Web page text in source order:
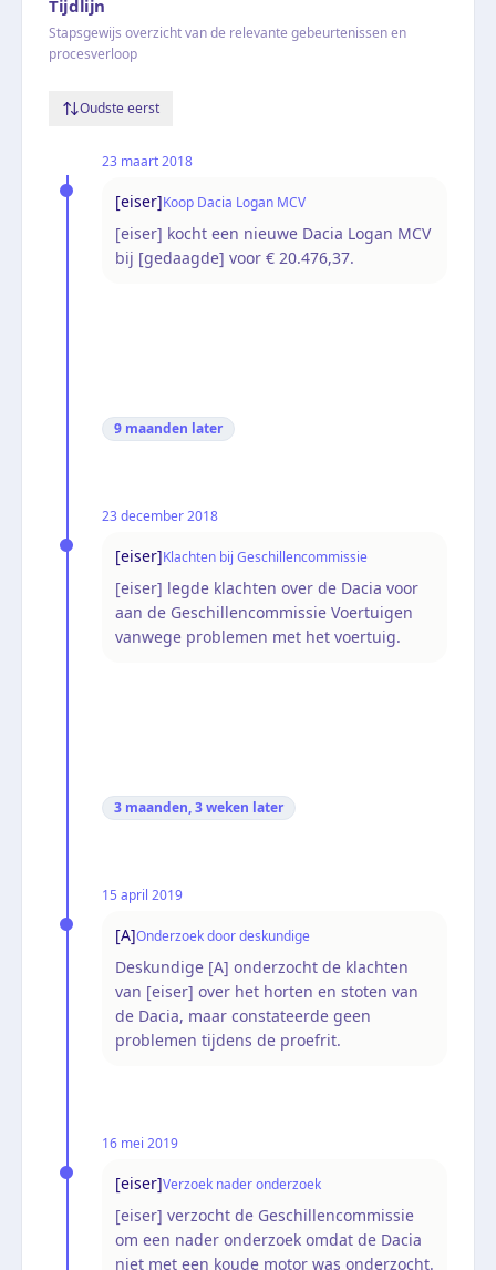
Tijdlijn
Stapsgewijs overzicht van de relevante gebeurtenissen en
procesverloop
Oudste eerst
23 maart 2018
[eiser]Koop Dacia Logan MCV
[eiser] kocht een nieuwe Dacia Logan MCV
bij [gedaagde] voor € 20.476,37.
9 maanden later
23 december 2018
[eiser]Klachten bij Geschillencommissie
[eiser] legde klachten over de Dacia voor
aan de Geschillencommissie Voertuigen
vanwege problemen met het voertuig.
3 maanden, 3 weken later
15 april 2019
[A]Onderzoek door deskundige
Deskundige [A] onderzocht de klachten
van [eiser] over het horten en stoten van
de Dacia, maar constateerde geen
problemen tijdens de proefrit.
16 mei 2019
[eiser]Verzoek nader onderzoek
[eiser] verzocht de Geschillencommissie
om een nader onderzoek omdat de Dacia
niet met een koude motor was onderzocht.